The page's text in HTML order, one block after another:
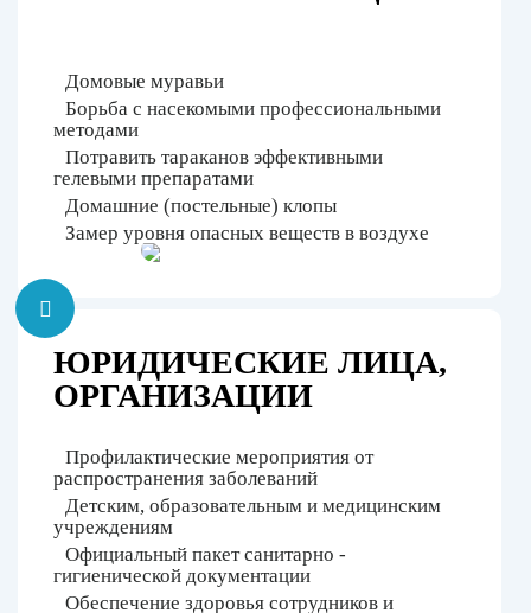
Домовые муравьи
Борьба с насекомыми профессиональными
методами
Потравить тараканов эффективными
гелевыми препаратами
Домашние (постельные) клопы
Замер уровня опасных веществ в воздухе
ЮРИДИЧЕСКИЕ ЛИЦА,
ОРГАНИЗАЦИИ
Профилактические мероприятия от
распространения заболеваний
Детским, образовательным и медицинским
учреждениям
Официальный пакет санитарно -
гигиенической документации
Обеспечение здоровья сотрудников и